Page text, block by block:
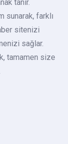
tanır.
sunarak, farklı
sitenizi
sağlar.
tamamen size